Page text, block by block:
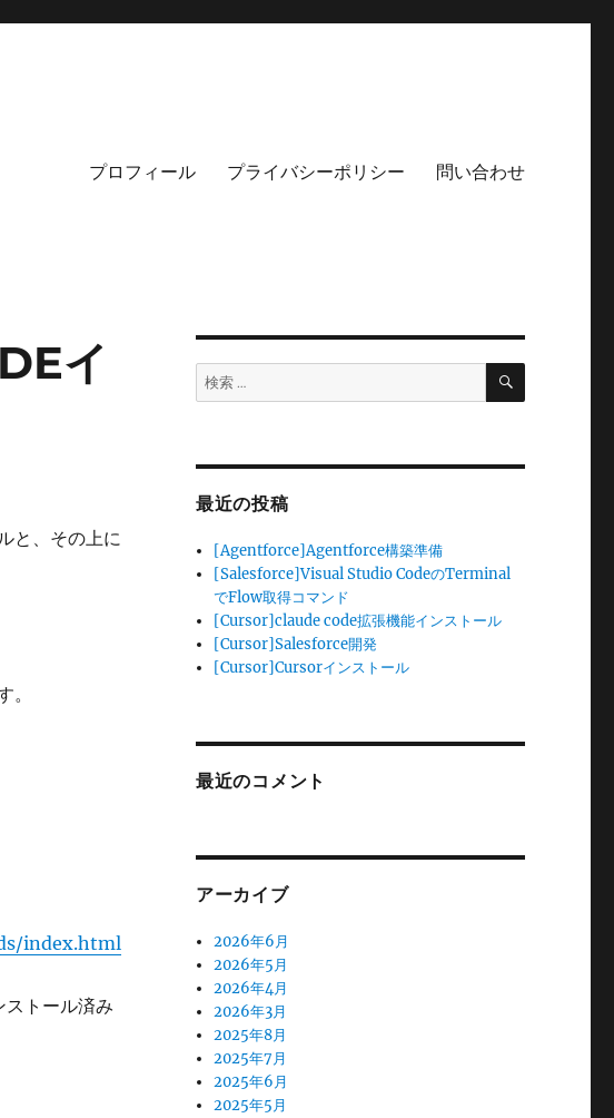
プロフィール プライバシーポリシー 問い合わせ
イ
と、その上に
index.html
トール済み
検
索:
検
最近の投稿
[Agentforce]Agentforce構築準備
[Salesforce]Visual Studio CodeのTerminal
でFlow取得コマンド
[Cursor]claude code拡張機能インストール
[Cursor]Salesforce開発
[Cursor]Cursorインストール
最近のコメント
アーカイブ
2026年6月
2026年5月
2026年4月
2026年3月
2025年8月
2025年7月
2025年6月
2025年5月